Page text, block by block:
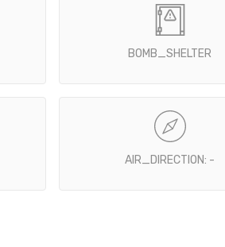
BOMB_SHELTER
AIR_DIRECTION: -